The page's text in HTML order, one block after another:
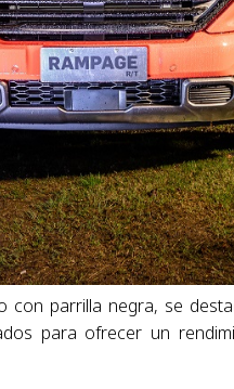
parrilla negra, se
para ofrecer un